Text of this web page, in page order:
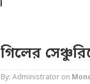
গিলের
By: Administrator on